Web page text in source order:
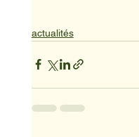
actualités